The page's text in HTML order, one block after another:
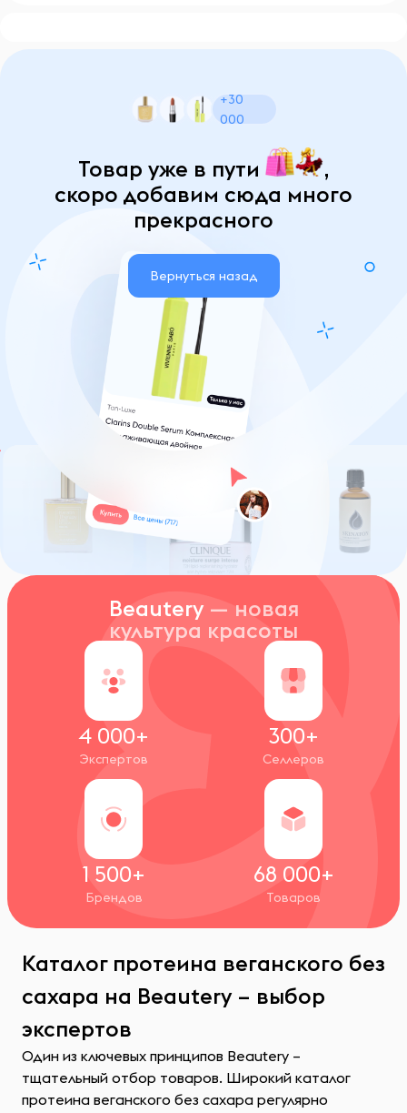
+30
000
Товар уже в пути
,
скоро добавим сюда много
прекрасного
Вернуться назад
Beautery — новая
культура красоты
4 000+
Экспертов
300+
Селлеров
1 500+
Брендов
68 000+
Товаров
Каталог протеина веганского без
сахара на Beautery – выбор
экспертов
Один из ключевых принципов Beautery –
тщательный отбор товаров. Широкий каталог
протеина веганского без сахара регулярно